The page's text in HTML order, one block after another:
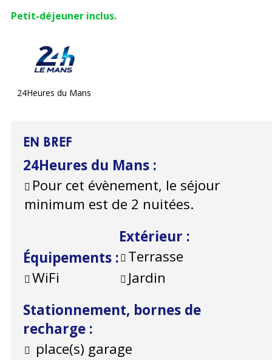
Petit-déjeuner inclus.
24Heures du Mans
EN BREF
24Heures du Mans :
Pour cet évènement, le séjour
minimum est de 2 nuitées.
Équipements :
WiFi
Extérieur :
Terrasse
Jardin
Stationnement, bornes de
recharge :
place(s) garage